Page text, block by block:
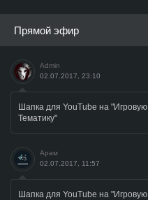
Прямой эфир
Admin
02.07.2017, 23:10
Шапка для YouTube на "Игровую
Тематику"
Арам
02.07.2017, 11:57
Шапка для YouTube на "Игровую